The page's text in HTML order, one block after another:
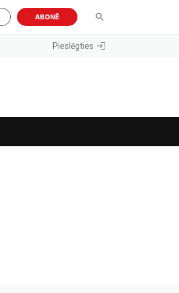
ABONĒ
Pieslēgties